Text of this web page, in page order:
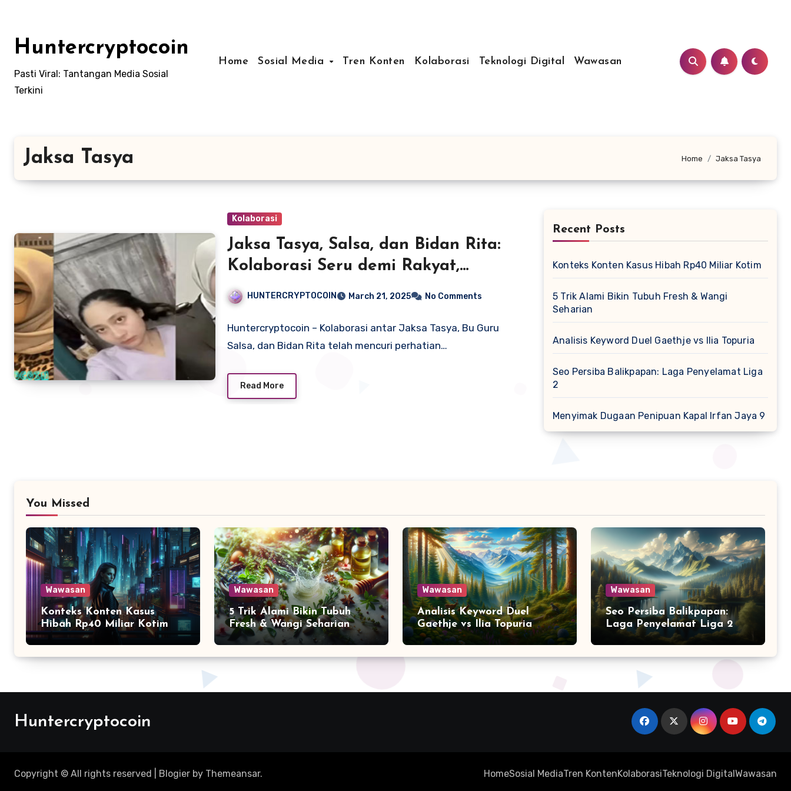
contentHuntercryptocoin
Pasti Viral: Tantangan Media Sosial
Terkini
Home Sosial Media Tren Konten Kolaborasi Teknologi Digital Wawasan
Jaksa Tasya Home Jaksa Tasya
Kolaborasi
Jaksa Tasya, Salsa, dan Bidan Rita:
Kolaborasi Seru demi Rakyat,
Viral!
HUNTERCRYPTOCOIN March 21, 2025 No Comments
Huntercryptocoin – Kolaborasi antar Jaksa Tasya, Bu Guru
Salsa, dan Bidan Rita telah mencuri perhatian…
Read More
Recent Posts
Konteks Konten Kasus Hibah Rp40 Miliar Kotim
5 Trik Alami Bikin Tubuh Fresh & Wangi
Seharian
Analisis Keyword Duel Gaethje vs Ilia Topuria
Seo Persiba Balikpapan: Laga Penyelamat Liga
2
Menyimak Dugaan Penipuan Kapal Irfan Jaya 9
You Missed
Wawasan
Konteks Konten Kasus
Hibah Rp40 Miliar Kotim
Wawasan
5 Trik Alami Bikin Tubuh
Fresh & Wangi Seharian
Wawasan
Analisis Keyword Duel
Gaethje vs Ilia Topuria
Wawasan
Seo Persiba Balikpapan:
Laga Penyelamat Liga 2
Huntercryptocoin
Copyright © All rights reserved Blogier by Themeansar. HomeSosial MediaTren KontenKolaborasiTeknologi DigitalWawasan